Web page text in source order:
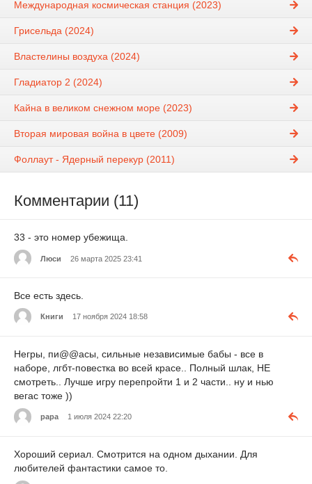
Международная космическая станция (2023)
Грисельда (2024)
Властелины воздуха (2024)
Гладиатор 2 (2024)
Кайна в великом снежном море (2023)
Вторая мировая война в цвете (2009)
Фоллаут - Ядерный перекур (2011)
Комментарии (11)
33 - это номер убежища.
Люси 26 марта 2025 23:41
Все есть здесь.
Книги 17 ноября 2024 18:58
Негры, пи@@асы, сильные независимые бабы - все в
наборе, лгбт-повестка во всей красе.. Полный шлак, НЕ
смотреть.. Лучше игру перепройти 1 и 2 части.. ну и нью
вегас тоже ))
papa 1 июля 2024 22:20
Хороший сериал. Смотрится на одном дыхании. Для
любителей фантастики самое то.